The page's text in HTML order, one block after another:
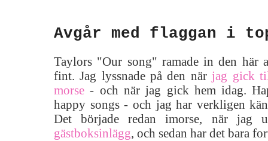
Avgår med flaggan i
Taylors "Our song" ramade in den här
fint. Jag lyssnade på den när jag gick
morse - och när jag gick hem idag.
happy songs - och jag har verkligen
Det började redan imorse, när jag
gästboksinlägg, och sedan har det bara